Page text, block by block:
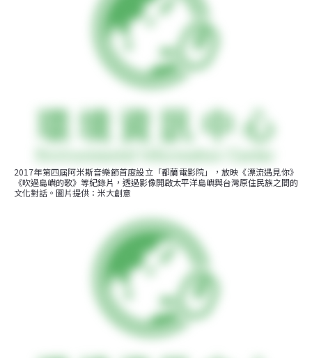
2017年第四屆阿米斯音樂節首度設立「都蘭電影院」，放映《漂流遇見你》
《吹過島嶼的歌》等紀錄片，透過影像開啟太平洋島嶼與台灣原住民族之間的
文化對話。圖片提供：米大創意